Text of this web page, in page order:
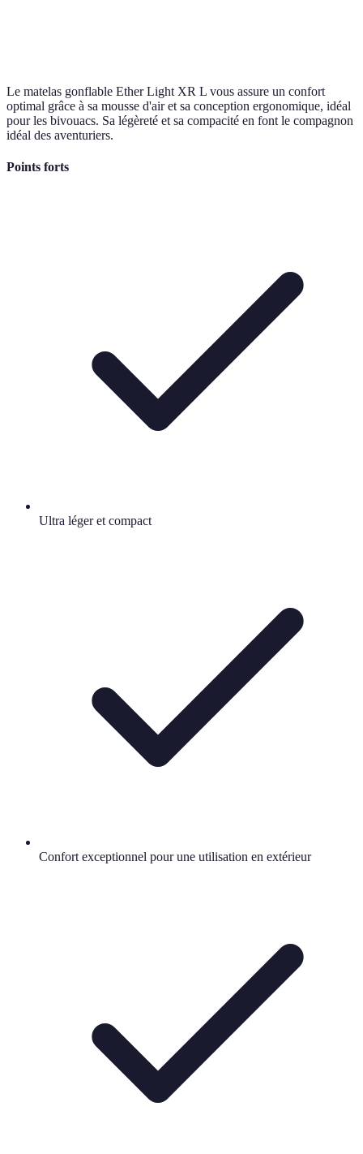
Le matelas gonflable Ether Light XR L vous assure un confort
optimal grâce à sa mousse d'air et sa conception ergonomique, idéal
pour les bivouacs. Sa légèreté et sa compacité en font le compagnon
idéal des aventuriers.
Points forts
Ultra léger et compact
Confort exceptionnel pour une utilisation en extérieur